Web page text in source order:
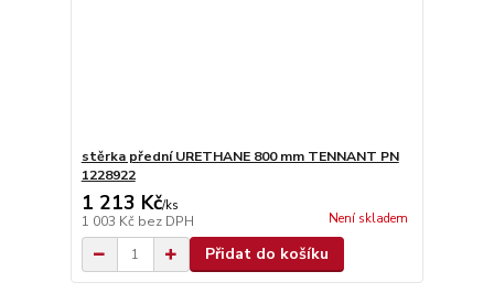
stěrka přední URETHANE 800 mm TENNANT PN
1228922
1 213 Kč/ks
1 003 Kč bez DPH Není skladem
Přidat do košíku